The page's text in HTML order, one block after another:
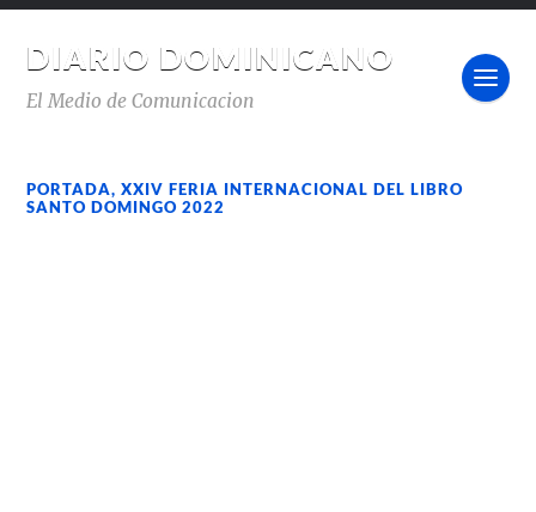
DIARIO DOMINICANO
El Medio de Comunicacion
PORTADA,XXIV FERIA INTERNACIONAL DEL LIBRO
SANTO DOMINGO 2022